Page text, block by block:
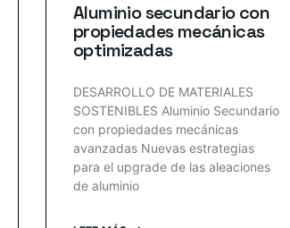
Aluminio secundario con
propiedades mecánicas
optimizadas
DESARROLLO DE MATERIALES
SOSTENIBLES Aluminio Secundario
con propiedades mecánicas
avanzadas Nuevas estrategias
para el upgrade de las aleaciones
de aluminio